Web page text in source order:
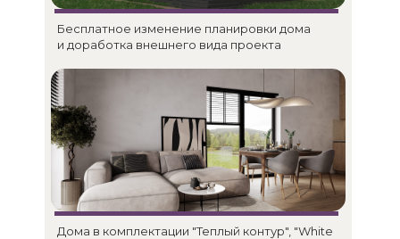
Бесплатное изменение планировки дома
и доработка внешнего вида проекта
Дома в комплектации "Теплый контур", "White